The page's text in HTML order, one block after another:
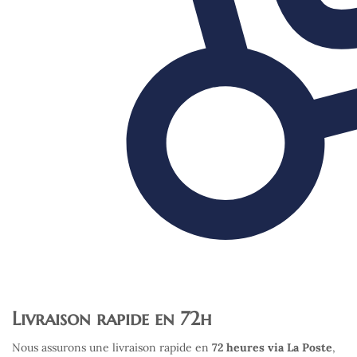
Livraison rapide en 72h
Nous assurons une livraison rapide en 72 heures via La Poste,